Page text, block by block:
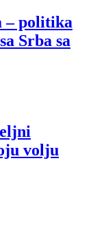
– politika
Srba sa
volju